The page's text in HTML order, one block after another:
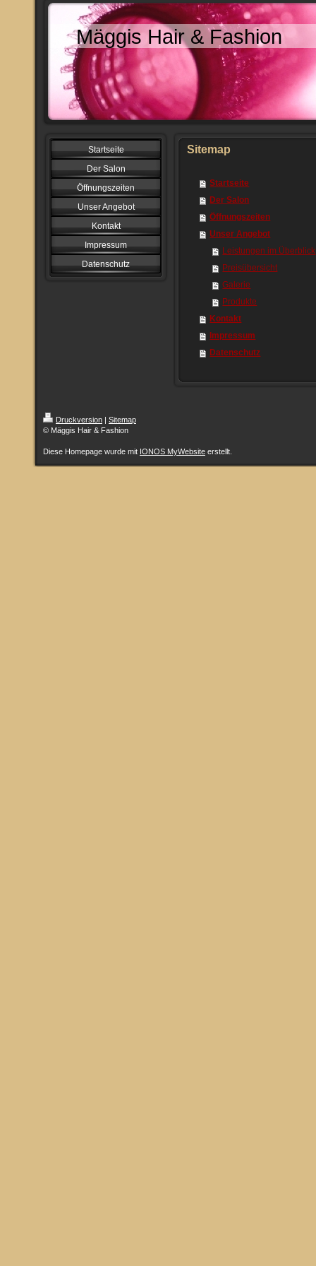
Mäggis Hair & Fashion
Startseite
Der Salon
Öffnungszeiten
Unser Angebot
Kontakt
Impressum
Datenschutz
Sitemap
Startseite
Der Salon
Öffnungszeiten
Unser Angebot
Leistungen im Überblick
Preisübersicht
Galerie
Produkte
Kontakt
Impressum
Datenschutz
Druckversion | Sitemap
© Mäggis Hair & Fashion
Diese Homepage wurde mit IONOS MyWebsite erstellt.